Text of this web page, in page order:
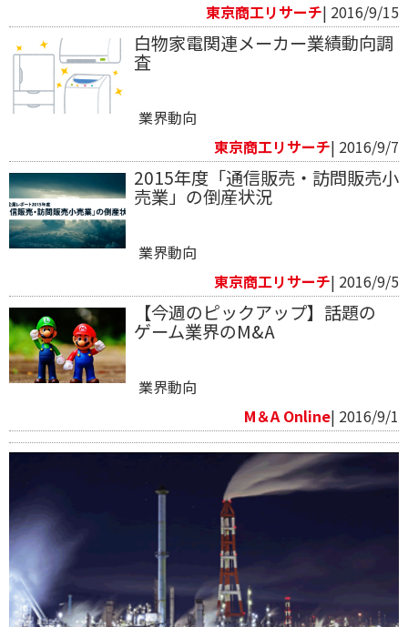
東京商工リサーチ| 2016/9/15
白物家電関連メーカー業績動向調
査
業界動向
東京商工リサーチ| 2016/9/7
2015年度「通信販売・訪問販売小
売業」の倒産状況
業界動向
東京商工リサーチ| 2016/9/5
【今週のピックアップ】話題の
ゲーム業界のM&A
業界動向
M＆A Online| 2016/9/1